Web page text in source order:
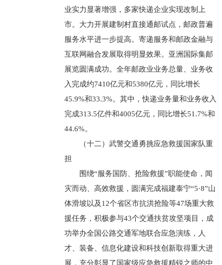
业实力显著增强，多家快递企业实现改制上
市。大力开展建制村直接通邮试点，邮政普遍
服务水平进一步提高。寄递服务和邮政金融与
互联网融合发展取得明显效果。亚洲国际集邮
展览圆满成功。全年邮政业业务总量、业务收
入完成约7410亿元和5380亿元，同比增长
45.9%和33.3%。其中，快递业务量和业务收入
完成313.5亿件和4005亿元，同比增长51.7%和
44.6%。
（十二）武警交通勇挑应急救援国家队重
担
围绕“服务国防、抢险救援”职能使命，闻
灾而动、高效救援，圆满完成福建泰宁“5·8”山
体滑坡以及12个省区市抗洪抢险等47场重大救
援任务，积极参与43个交通扶贫攻坚项目，成
功举办全国公路交通军地联合应急演练，人
才、装备、信息化建设和科技创新取得重大进
展，充分彰显了国家级应急救援精锐之师的中